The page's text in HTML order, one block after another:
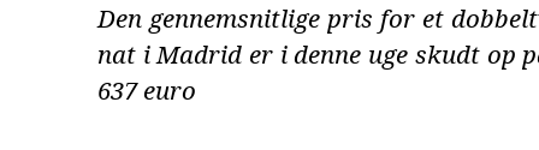
Den gennemsnitlige pris for et
nat i Madrid er i denne uge skudt op
637 euro